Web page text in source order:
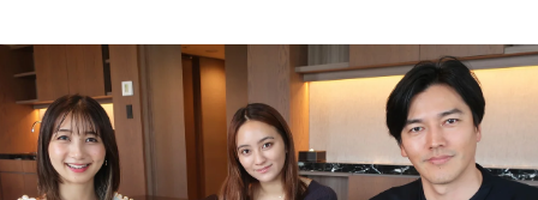
トピックス
TBS Podcast
お知らせ
イベント・グッズ
YouTube
会社情報